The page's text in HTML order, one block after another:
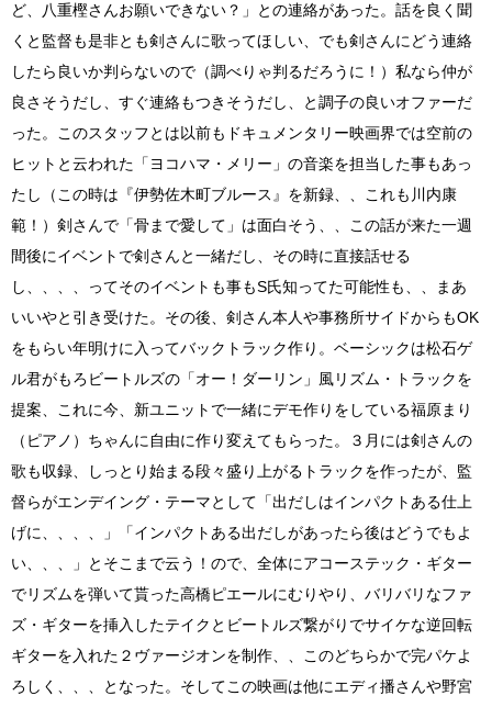
ど、八重樫さんお願いできない？」との連絡があった。話を良く聞
くと監督も是非とも剣さんに歌ってほしい、でも剣さんにどう連絡
したら良いか判らないので（調べりゃ判るだろうに！）私なら仲が
良さそうだし、すぐ連絡もつきそうだし、と調子の良いオファーだ
った。このスタッフとは以前もドキュメンタリー映画界では空前の
ヒットと云われた「ヨコハマ・メリー」の音楽を担当した事もあっ
たし（この時は『伊勢佐木町ブルース』を新録、、これも川内康
範！）剣さんで「骨まで愛して」は面白そう、、この話が来た一週
間後にイベントで剣さんと一緒だし、その時に直接話せる
し、、、、ってそのイベントも事もS氏知ってた可能性も、、まあ
いいやと引き受けた。その後、剣さん本人や事務所サイドからもOK
をもらい年明けに入ってバックトラック作り。ベーシックは松石ゲ
ル君がもろビートルズの「オー！ダーリン」風リズム・トラックを
提案、これに今、新ユニットで一緒にデモ作りをしている福原まり
（ピアノ）ちゃんに自由に作り変えてもらった。３月には剣さんの
歌も収録、しっとり始まる段々盛り上がるトラックを作ったが、監
督らがエンデイング・テーマとして「出だしはインパクトある仕上
げに、、、、」「インパクトある出だしがあったら後はどうでもよ
い、、、」とそこまで云う！ので、全体にアコーステック・ギター
でリズムを弾いて貰った高橋ピエールにむりやり、バリバリなファ
ズ・ギターを挿入したテイクとビートルズ繋がりでサイケな逆回転
ギターを入れた２ヴァージオンを制作、、このどちらかで完パケよ
ろしく、、、となった。そしてこの映画は他にエディ播さんや野宮